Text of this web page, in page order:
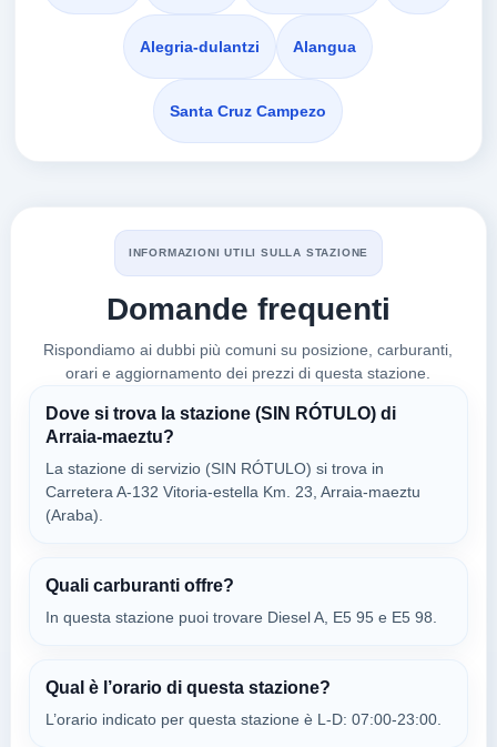
VITORIA-GASTEIZ,
VEDI PREZZI
Calle Venta De La Estrella, 3
REPSOL
a 17.52 km
Calle Jose Maria Iparraguirre, 19
VITORIA-GASTEIZ,
01120
MOLGAS
a 17.55 km
ALANGUA,
a 17.55 km
DURRUMA/SAN ROMAN DE SAN,
Alegria-dulantzi Alangua
Santa Cruz Campezo
INFORMAZIONI UTILI SULLA STAZIONE
Domande frequenti
Rispondiamo ai dubbi più comuni su posizione, carburanti,
orari e aggiornamento dei prezzi di questa stazione.
Dove si trova la stazione (SIN RÓTULO) di
Arraia-maeztu?
La stazione di servizio (SIN RÓTULO) si trova in
Carretera A-132 Vitoria-estella Km. 23, Arraia-maeztu
(Araba).
Quali carburanti offre?
In questa stazione puoi trovare Diesel A, E5 95 e E5 98.
Qual è l’orario di questa stazione?
L’orario indicato per questa stazione è L-D: 07:00-23:00.